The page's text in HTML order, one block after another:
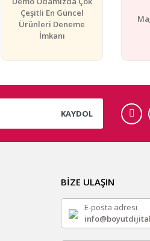
Çeşitli En Güncel
Ürünleri Deneme
İmkanı
KAYDOL
BİZE ULAŞIN
E-posta adresi